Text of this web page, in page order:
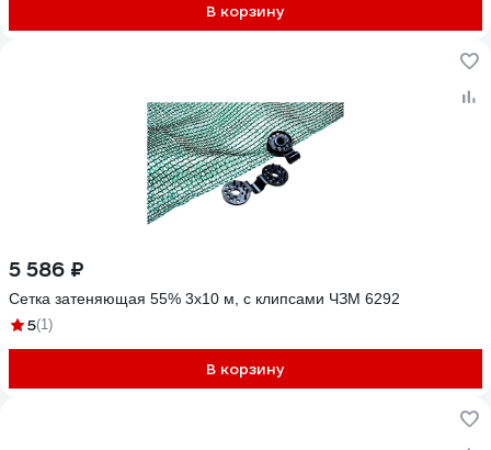
В корзину
5 586 ₽
Сетка затеняющая 55% 3x10 м, с клипсами ЧЗМ 6292
5(1)
В корзину